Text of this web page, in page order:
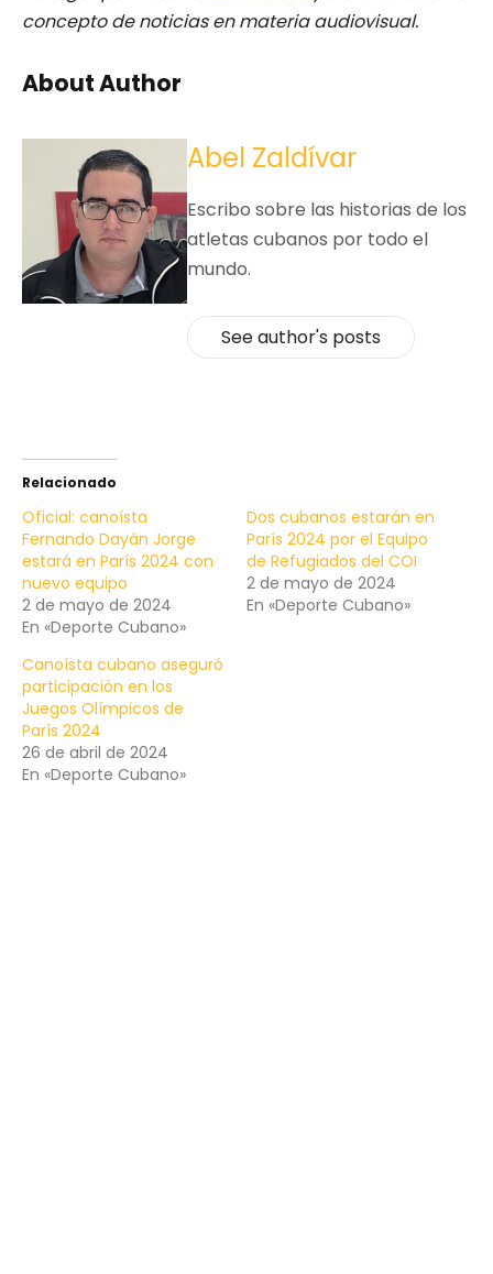
concepto de noticias en materia audiovisual.
About Author
Abel Zaldívar
Escribo sobre las historias de los
atletas cubanos por todo el
mundo.
See author's posts
Relacionado
Oficial: canoísta
Fernando Dayán Jorge
estará en París 2024 con
nuevo equipo
2 de mayo de 2024
En «Deporte Cubano»
Dos cubanos estarán en
París 2024 por el Equipo
de Refugiados del COI
2 de mayo de 2024
En «Deporte Cubano»
Canoísta cubano aseguró
participación en los
Juegos Olímpicos de
París 2024
26 de abril de 2024
En «Deporte Cubano»